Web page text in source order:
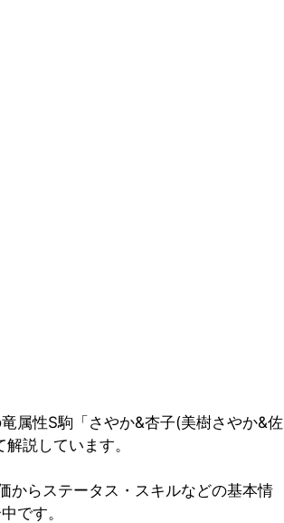
属性S駒「さやか&杏子(美樹さやか&佐
説しています。
からステータス・スキルなどの基本情
です。